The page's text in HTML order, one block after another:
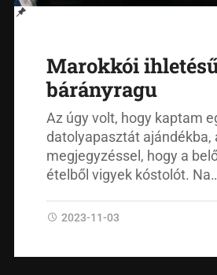
Marokkói
bárányragu
Az úgy volt, hogy kaptam
datolyapasztát ajándékba,
megjegyzéssel, hogy a
ételből vigyek kóstolót.
2023-11-03